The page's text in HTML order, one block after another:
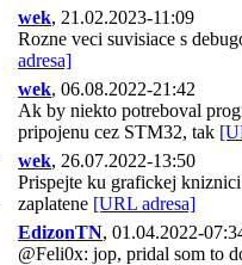
wek, 21.02.2023-11:09
Rozne veci suvisiace s
adresa]
wek, 06.08.2022-21:42
Ak by niekto potreboval
pripojenu cez STM32, tak
wek, 26.07.2022-13:50
Prispejte ku grafickej
zaplatene [URL adresa]
EdizonTN, 01.04.2022-
@Feli0x: jop, pridal som to